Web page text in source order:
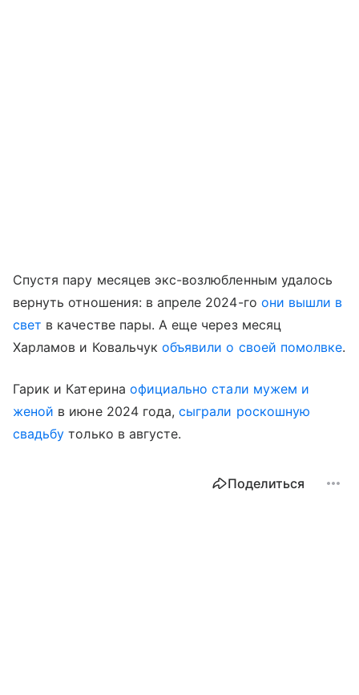
Спустя пару месяцев экс-возлюбленным удалось
вернуть отношения: в апреле 2024-го они вышли в
свет в качестве пары. А еще через месяц
Харламов и Ковальчукобъявили о своей помолвке.
Гарик и Катерина официально стали мужем и
женой в июне 2024 года,сыграли роскошную
свадьбу только в августе.
Поделиться